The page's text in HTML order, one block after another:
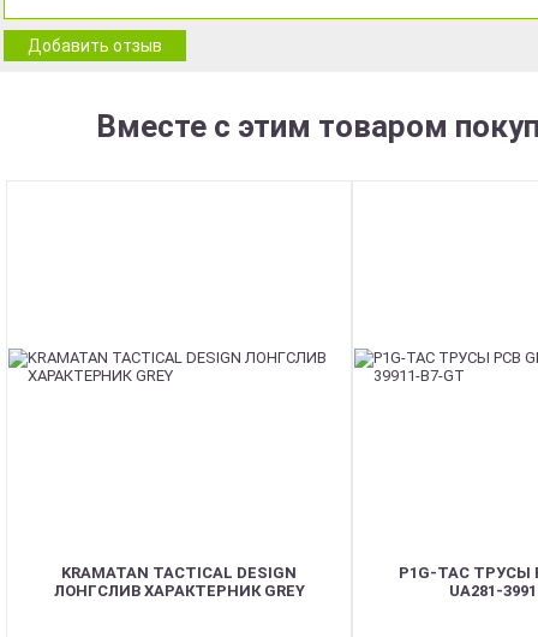
Добавить отзыв
Вместе с этим товаром
KRAMATAN TACTICAL DESIGN
ЛОНГСЛИВ ХАРАКТЕРНИК GREY
P1G-TAC ТРУСЫ
UA281-